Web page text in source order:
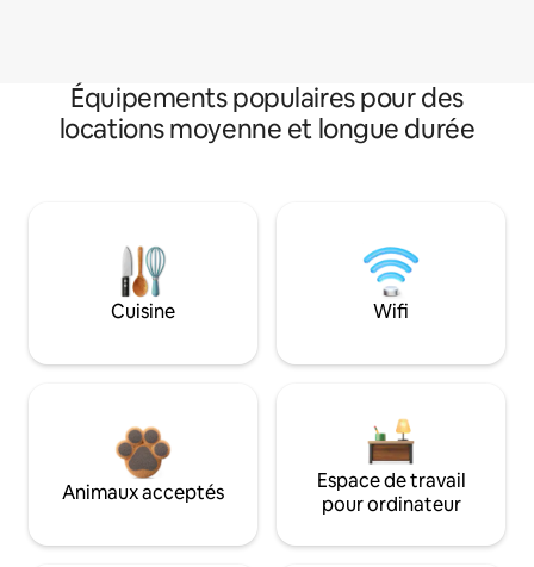
Équipements populaires pour des
locations moyenne et longue durée
Cuisine Wifi
Animaux acceptés
Espace de travail
pour ordinateur